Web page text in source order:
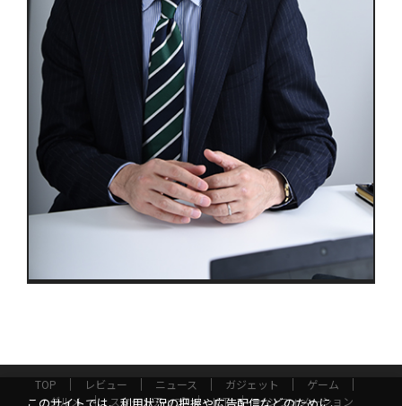
TOP レビュー ニュース ガジェット
ゲーム
グルメ
スタートアップ ICT インフォメーション